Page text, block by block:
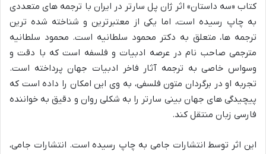
کتاب «سه داستان» اثر ژان پل سارتر در ایران با ترجمه های متعددی
به چاپ رسیده است، اما یکی از معتبرترین و شناخته شده ترین
ترجمه ها، متعلق به دکتر محمود سلطانیه است. محمود سلطانیه
مترجمی صاحب نام در عرصه ادبیات و فلسفه است که با دقت و
وسواس خاصی به ترجمه آثار فاخر ادبیات جهان پرداخته است.
تجربه او در برگردان متون فلسفی، به وی این امکان را داده است که
پیچیدگی های جهان بینی سارتر را به شکلی روان و دقیق به خواننده
فارسی زبان منتقل کند.
این اثر توسط انتشارات جامی به چاپ رسیده است. انتشارات جامی،